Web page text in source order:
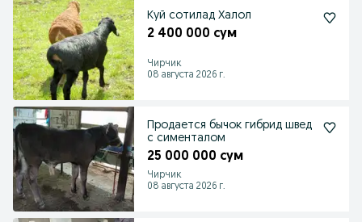
Куй сотилад Халол
2 400 000 сум
Чирчик
08 августа 2026 г.
Продается бычок гибрид швед
с сименталом
25 000 000 сум
Чирчик
08 августа 2026 г.